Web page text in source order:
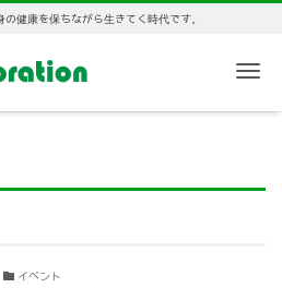
健康を保ちながら生きてく時代です。
イベント